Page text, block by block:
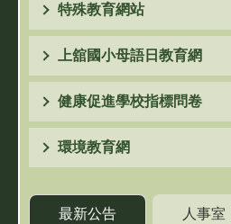
特殊教育網站
上舘國小母語日教育網
健康促進學校指標問卷
環境教育網
最新公告 人事室